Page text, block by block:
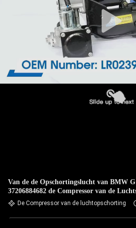
Van de de Opschortingslucht van BMW
37206884682 de Compressor van de
De Compressor van de luchtopschorting